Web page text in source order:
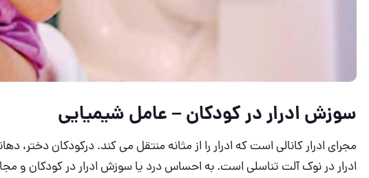
سوزش ادرار در کودکان – عامل شیمیایی
مجرای ادرار کانالی است که ادرار را از مثانه منتقل می کند. درکودکان دختر،
ادرار در نوک آلت تناسلی است. به احساس درد یا سوزش ادرار در کودکان و